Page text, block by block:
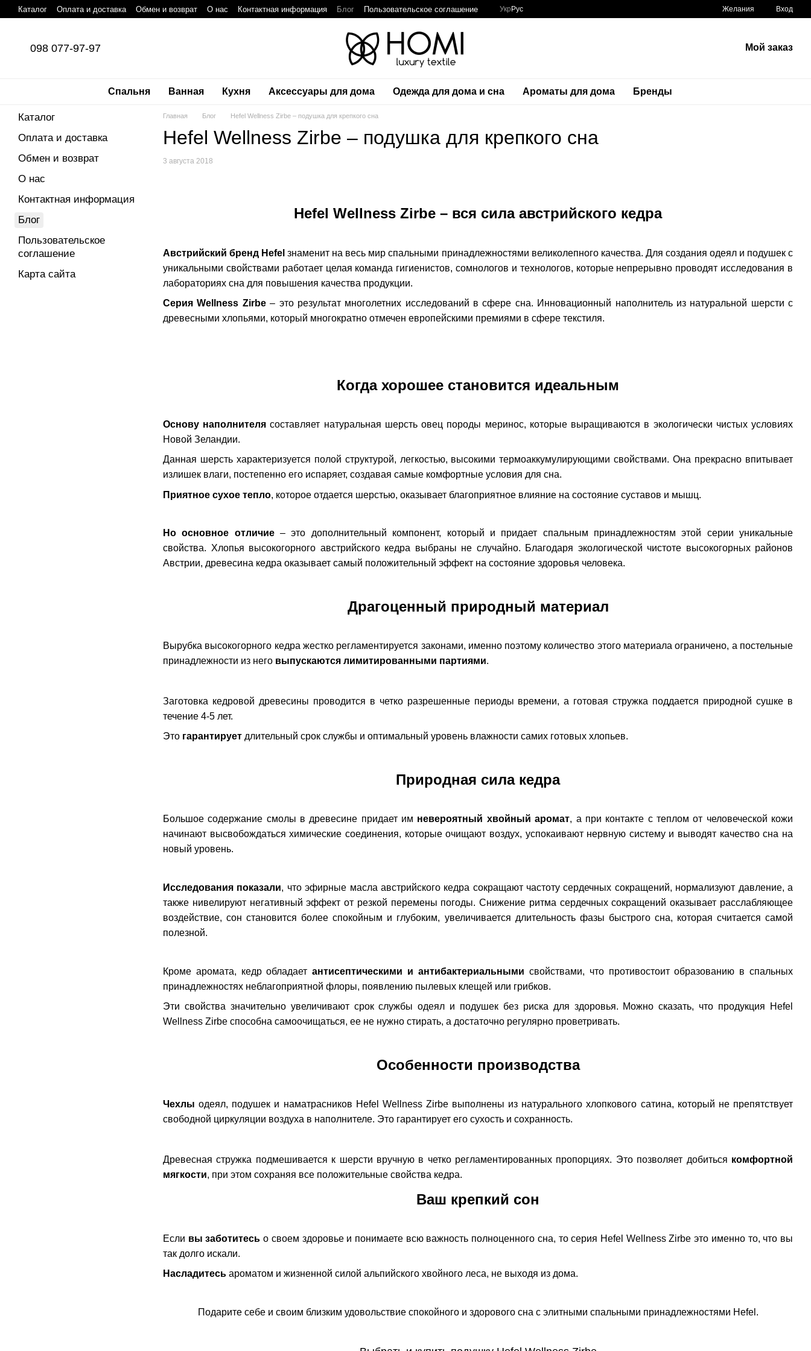
Перейти к основному контенту
Каталог Оплата и доставка Обмен и возврат О нас Контактная информация Блог Пользовательское соглашение Укр Рус Желания Вход
098 077-97-97 Мой заказ
Спальня Ванная Кухня Аксессуары для дома Одежда для дома и сна Ароматы для дома Бренды
Главная Блог Hefel Wellness Zirbe – подушка для крепкого сна
Hefel Wellness Zirbe – подушка для крепкого сна
3 августа 2018
Hefel Wellness Zirbe – вся сила австрийского кедра
Австрийский бренд Hefel знаменит на весь мир спальными принадлежностями великолепного качества. Для создания одеял и подушек с
уникальными свойствами работает целая команда гигиенистов, сомнологов и технологов, которые непрерывно проводят исследования в
лабораториях сна для повышения качества продукции.
Серия Wellness Zirbe– это результат многолетних исследований в сфере сна. Инновационный наполнитель из натуральной шерсти с
древесными хлопьями, который многократно отмечен европейскими премиями в сфере текстиля.
Когда хорошее становится идеальным
Основу наполнителя составляет натуральная шерсть овец породы меринос, которые выращиваются в экологически чистых условиях
Новой Зеландии.
Данная шерсть характеризуется полой структурой, легкостью, высокими термоаккумулирующими свойствами. Она прекрасно впитывает
излишек влаги, постепенно его испаряет, создавая самые комфортные условия для сна.
Приятное сухое тепло, которое отдается шерстью, оказывает благоприятное влияние на состояние суставов и мышц.
Но основное отличие– это дополнительный компонент, который и придает спальным принадлежностям этой серии уникальные
свойства. Хлопья высокогорного австрийского кедра выбраны не случайно. Благодаря экологической чистоте высокогорных районов
Австрии, древесина кедра оказывает самый положительный эффект на состояние здоровья человека.
Драгоценный природный материал
Вырубка высокогорного кедра жестко регламентируется законами, именно поэтому количество этого материала ограничено, а постельные
принадлежности из него выпускаются лимитированными партиями.
Заготовка кедровой древесины проводится в четко разрешенные периоды времени, а готовая стружка поддается природной сушке в
течение 4-5 лет.
Это гарантирует длительный срок службы и оптимальный уровень влажности самих готовых хлопьев.
Природная сила кедра
Большое содержание смолы в древесине придает им невероятный хвойный аромат, а при контакте с теплом от человеческой кожи
начинают высвобождаться химические соединения, которые очищают воздух, успокаивают нервную систему и выводят качество сна на
новый уровень.
Исследования показали, что эфирные масла австрийского кедра сокращают частоту сердечных сокращений, нормализуют давление, а
также нивелируют негативный эффект от резкой перемены погоды. Снижение ритма сердечных сокращений оказывает расслабляющее
воздействие, сон становится более спокойным и глубоким, увеличивается длительность фазы быстрого сна, которая считается самой
полезной.
Кроме аромата, кедр обладаетантисептическими и антибактериальными свойствами, что противостоит образованию в спальных
принадлежностях неблагоприятной флоры, появлению пылевых клещей или грибков.
Эти свойства значительно увеличивают срок службы одеял и подушек без риска для здоровья. Можно сказать, что продукция Hefel
Wellness Zirbe способна самоочищаться, ее не нужно стирать, а достаточно регулярно проветривать.
Особенности производства
Чехлы одеял, подушек и наматрасников Hefel Wellness Zirbe выполнены из натурального хлопкового сатина, который не препятствует
свободной циркуляции воздуха в наполнителе. Это гарантирует его сухость и сохранность.
Древесная стружка подмешивается к шерсти вручную в четко регламентированных пропорциях. Это позволяет добиться комфортной
мягкости, при этом сохраняя все положительные свойства кедра.
Ваш крепкий сон
Если вы заботитесь о своем здоровье и понимаете всю важность полноценного сна, то серия Hefel Wellness Zirbe это именно то, что вы
так долго искали.
Насладитесь ароматом и жизненной силой альпийского хвойного леса, не выходя из дома.
Подарите себе и своим близким удовольствие спокойного и здорового сна с элитными спальными принадлежностями Hefel.
Каталог
Оплата и доставка
Обмен и возврат
О нас
Контактная информация
Блог
Пользовательское
соглашение
Карта сайта